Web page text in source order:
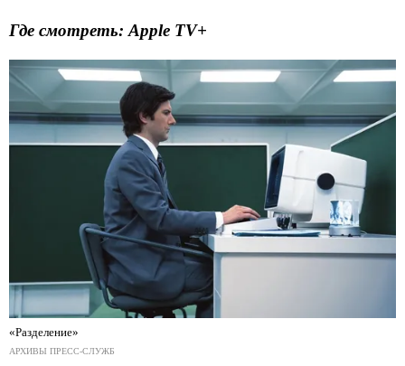
Где смотреть: Apple TV+
«Разделение»
АРХИВЫ ПРЕСС-СЛУЖБ